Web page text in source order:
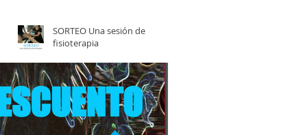
SORTEO Una sesión de
fisioterapia
DESCUENTO FISIOTERAPIA